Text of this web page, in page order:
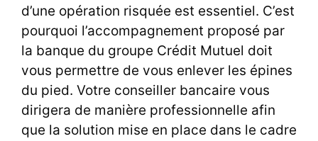
d’une opération risquée est essentiel. C’est
pourquoi l’accompagnement proposé par
la banque du groupe Crédit Mutuel doit
vous permettre de vous enlever les épines
du pied. Votre conseiller bancaire vous
dirigera de manière professionnelle afin
que la solution mise en place dans le cadre